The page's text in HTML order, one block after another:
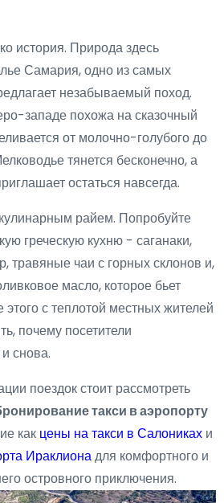
история. Природа здесь
Самария, одно из самых
незабываемый поход.
западе похожа на сказочный
от молочно-голубого до
тянется бесконечно, а
остаться навсегда.
райем. Попробуйте
греческую кухню - саганаки,
травяные чаи с горных склонов и,
масло, которое бьет
с теплотой местных жителей
почему посетители
снова.
поездок стоит рассмотреть
такси в аэропорту
как цены на такси в Салониках и
Ираклионадля комфортного и
островного приключения.